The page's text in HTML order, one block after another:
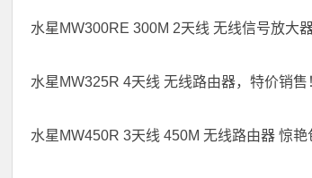
水星MW300RE 300M 2天线 无线信号放大
水星MW325R 4天线 无线路由器，特价销售
水星MW450R 3天线 450M 无线路由器 惊